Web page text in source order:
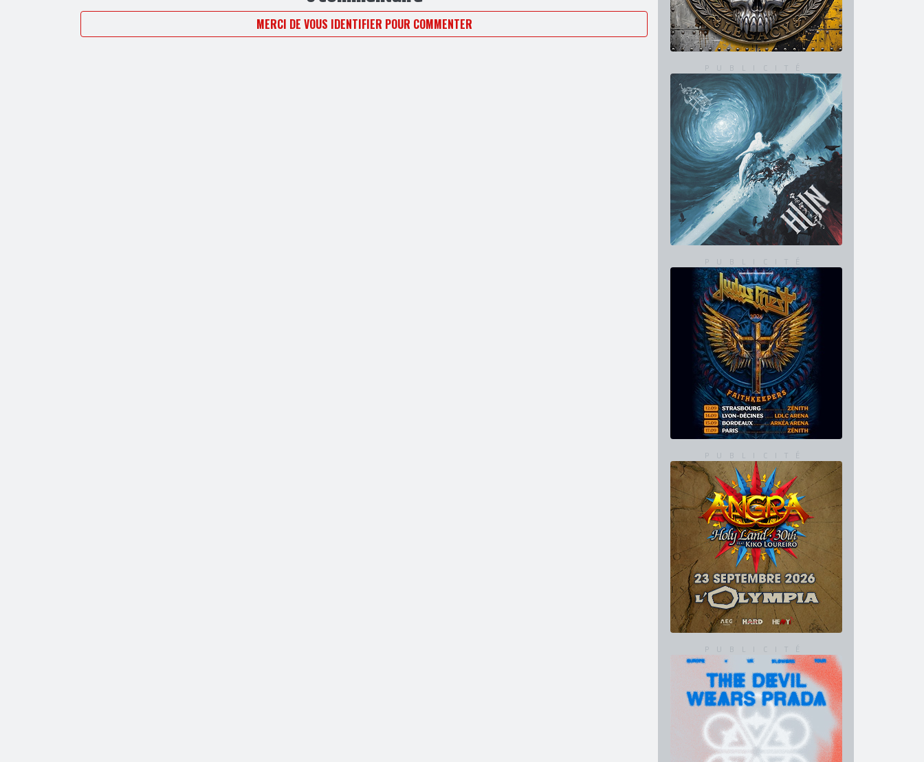
0 commentaire